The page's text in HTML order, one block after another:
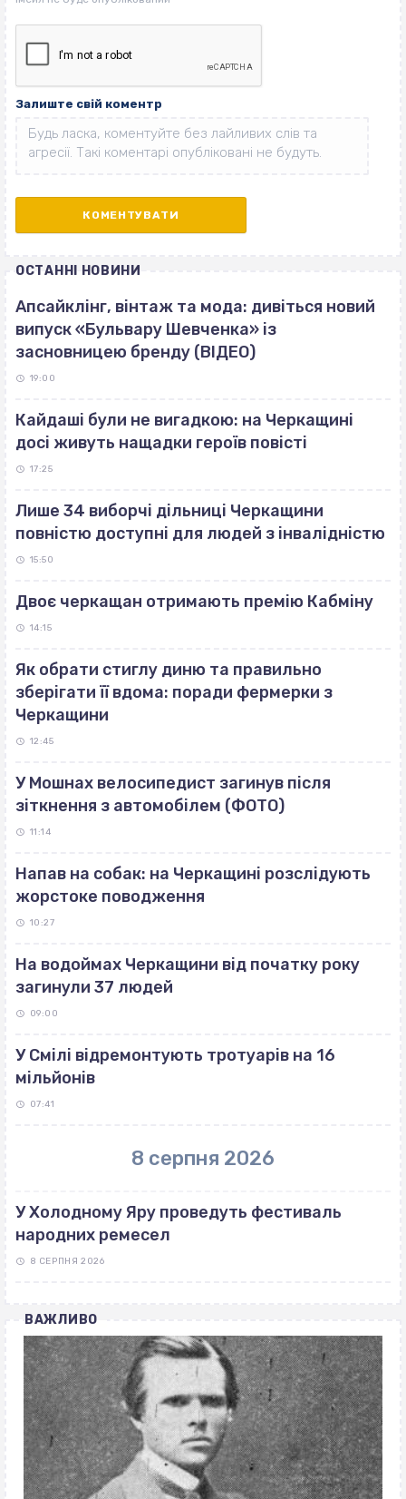
Залиште свій коментр
ОСТАННІ НОВИНИ
Апсайклінг, вінтаж та мода: дивіться новий
випуск «Бульвару Шевченка» із
засновницею бренду (ВІДЕО)
19:00
Кайдаші були не вигадкою: на Черкащині
досі живуть нащадки героїв повісті
17:25
Лише 34 виборчі дільниці Черкащини
повністю доступні для людей з інвалідністю
15:50
Двоє черкащан отримають премію Кабміну
14:15
Як обрати стиглу диню та правильно
зберігати її вдома: поради фермерки з
Черкащини
12:45
У Мошнах велосипедист загинув після
зіткнення з автомобілем (ФОТО)
11:14
Напав на собак: на Черкащині розслідують
жорстоке поводження
10:27
На водоймах Черкащини від початку року
загинули 37 людей
09:00
У Смілі відремонтують тротуарів на 16
мільйонів
07:41
8 серпня 2026
У Холодному Яру проведуть фестиваль
народних ремесел
8 СЕРПНЯ 2026
ВАЖЛИВО